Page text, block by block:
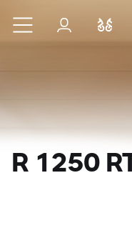
Preskoči na glavno
Prijava
R 1250